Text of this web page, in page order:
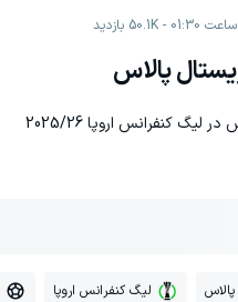
50.1K بازدید
پالاس
کنفرانس اروپا 2025/26
لیگ کنفرانس اروپا